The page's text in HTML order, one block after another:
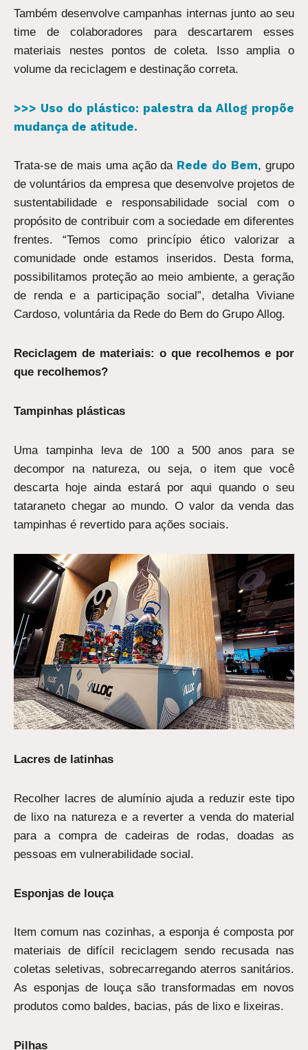
Também desenvolve campanhas internas junto ao seu
time de colaboradores para descartarem esses
materiais nestes pontos de coleta. Isso amplia o
volume da reciclagem e destinação correta.
>>> Uso do plástico: palestra da Allog propõe
mudança de atitude.
Trata-se de mais uma ação da Rede do Bem, grupo
de voluntários da empresa que desenvolve projetos de
sustentabilidade e responsabilidade social com o
propósito de contribuir com a sociedade em diferentes
frentes. “Temos como princípio ético valorizar a
comunidade onde estamos inseridos. Desta forma,
possibilitamos proteção ao meio ambiente, a geração
de renda e a participação social”, detalha Viviane
Cardoso, voluntária da Rede do Bem do Grupo Allog.
Reciclagem de materiais: o que recolhemos e por
que recolhemos?
Tampinhas plásticas
Uma tampinha leva de 100 a 500 anos para se
decompor na natureza, ou seja, o item que você
descarta hoje ainda estará por aqui quando o seu
tataraneto chegar ao mundo. O valor da venda das
tampinhas é revertido para ações sociais.
Lacres de latinhas
Recolher lacres de alumínio ajuda a reduzir este tipo
de lixo na natureza e a reverter a venda do material
para a compra de cadeiras de rodas, doadas as
pessoas em vulnerabilidade social.
Esponjas de louça
Item comum nas cozinhas, a esponja é composta por
materiais de difícil reciclagem sendo recusada nas
coletas seletivas, sobrecarregando aterros sanitários.
As esponjas de louça são transformadas em novos
produtos como baldes, bacias, pás de lixo e lixeiras.
Pilhas